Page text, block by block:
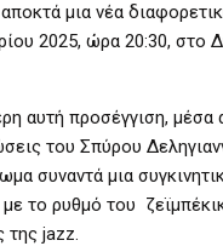
μια νέα
2025, ώρα 20:30, στο
αυτή προσέγγιση, μέσα
του Σπύρου
συναντά μια
με το ρυθμό του
της jazz.